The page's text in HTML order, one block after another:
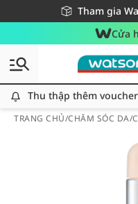
Tham gia
Miễn phí giao
Giao hàng nhanh 24h
Cửa
Thu thập thêm
TRANG CHỦ/CHĂM SÓC DA/